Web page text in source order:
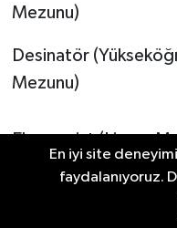
Mezunu)
Desinatör
Mezunu)
Ekonomist (Lisans
En iyi site
faydalanıyoruz.